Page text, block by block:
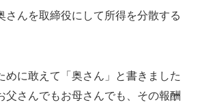
さんを取締役にして所得を分散する
めに敢えて「奥さん」と書きました
父さんでもお母さんでも、その報酬